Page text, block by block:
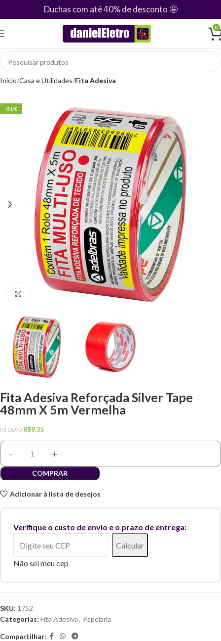
Duchas com até 40% de desconto 🤩
0
Início Casa e Utilidades Fita Adesiva
-51%
Clique para ampliar
Fita Adesiva Reforçada Silver Tape
48mm X 5m Vermelha
R$18,90 R$9,35
COMPRAR
Adicionar à lista de desejos
Verifique o custo de envio e o prazo de entrega:
Calcular
Não sei meu cep
SKU: 1752
Categorias: Fita Adesiva, Papelaria
Compartilhar: